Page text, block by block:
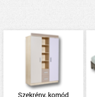
Szekrény, komód